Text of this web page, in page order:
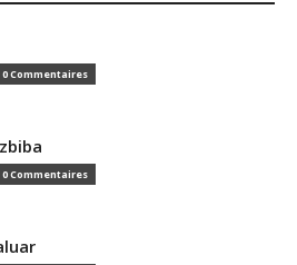
0 Commentaires
0 Commentaires